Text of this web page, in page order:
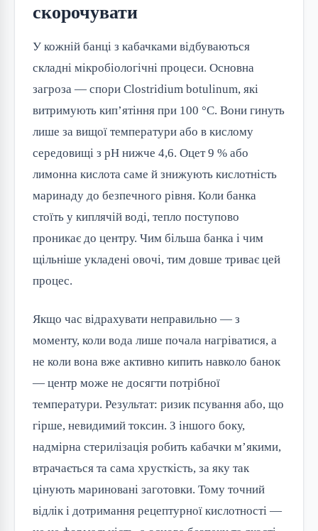
скорочувати
У кожній банці з кабачками відбуваються
складні мікробіологічні процеси. Основна
загроза — спори Clostridium botulinum, які
витримують кип’ятіння при 100 °C. Вони гинуть
лише за вищої температури або в кислому
середовищі з pH нижче 4,6. Оцет 9 % або
лимонна кислота саме й знижують кислотність
маринаду до безпечного рівня. Коли банка
стоїть у киплячій воді, тепло поступово
проникає до центру. Чим більша банка і чим
щільніше укладені овочі, тим довше триває цей
процес.
Якщо час відрахувати неправильно — з
моменту, коли вода лише почала нагріватися, а
не коли вона вже активно кипить навколо банок
— центр може не досягти потрібної
температури. Результат: ризик псування або, що
гірше, невидимий токсин. З іншого боку,
надмірна стерилізація робить кабачки м’якими,
втрачається та сама хрусткість, за яку так
цінують мариновані заготовки. Тому точний
відлік і дотримання рецептурної кислотності —